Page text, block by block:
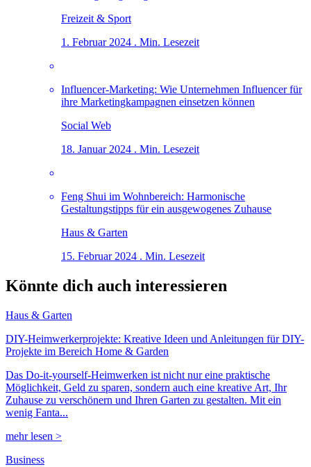
Freizeit & Sport
1. Februar 2024 . Min. Lesezeit
Influencer-Marketing: Wie Unternehmen Influencer für
ihre Marketingkampagnen einsetzen können
Social Web
18. Januar 2024 . Min. Lesezeit
Feng Shui im Wohnbereich: Harmonische
Gestaltungstipps für ein ausgewogenes Zuhause
Haus & Garten
15. Februar 2024 . Min. Lesezeit
Könnte dich auch interessieren
Haus & Garten
DIY-Heimwerkerprojekte: Kreative Ideen und Anleitungen für DIY-
Projekte im Bereich Home & Garden
Das Do-it-yourself-Heimwerken ist nicht nur eine praktische
Möglichkeit, Geld zu sparen, sondern auch eine kreative Art, Ihr
Zuhause zu verschönern und Ihren Garten zu gestalten. Mit ein
wenig Fanta...
mehr lesen >
Business